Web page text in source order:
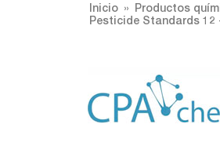
Inicio Productos
Pesticide Standards